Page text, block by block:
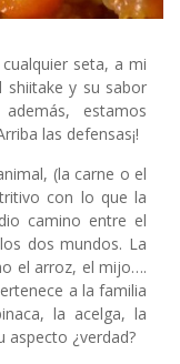
seta, a mi
shiitake y su sabor
estamos
las defensas¡!
(la carne o el
con lo que la
camino entre el
dos mundos. La
el arroz, el mijo….
a la familia
la acelga, la
aspecto ¿verdad?